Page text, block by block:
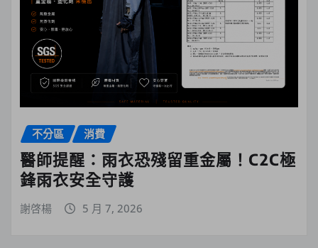
不分區 消費
醫師提醒：雨衣恐殘留重金屬！C2C極
鋒雨衣安全守護
謝啓楊 5 月 7, 2026